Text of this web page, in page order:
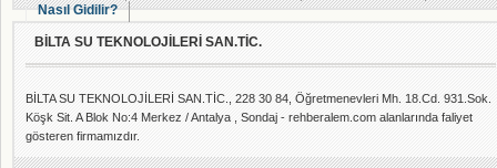
Nasıl Gidilir?
BİLTA SU TEKNOLOJİLERİ SAN.TİC.
BİLTA SU TEKNOLOJİLERİ SAN.TİC., 228 30 84, Öğretmenevleri Mh. 18.Cd. 931.Sok.
Köşk Sit. A Blok No:4 Merkez / Antalya , Sondaj - rehberalem.com alanlarında faliyet
gösteren firmamızdır.